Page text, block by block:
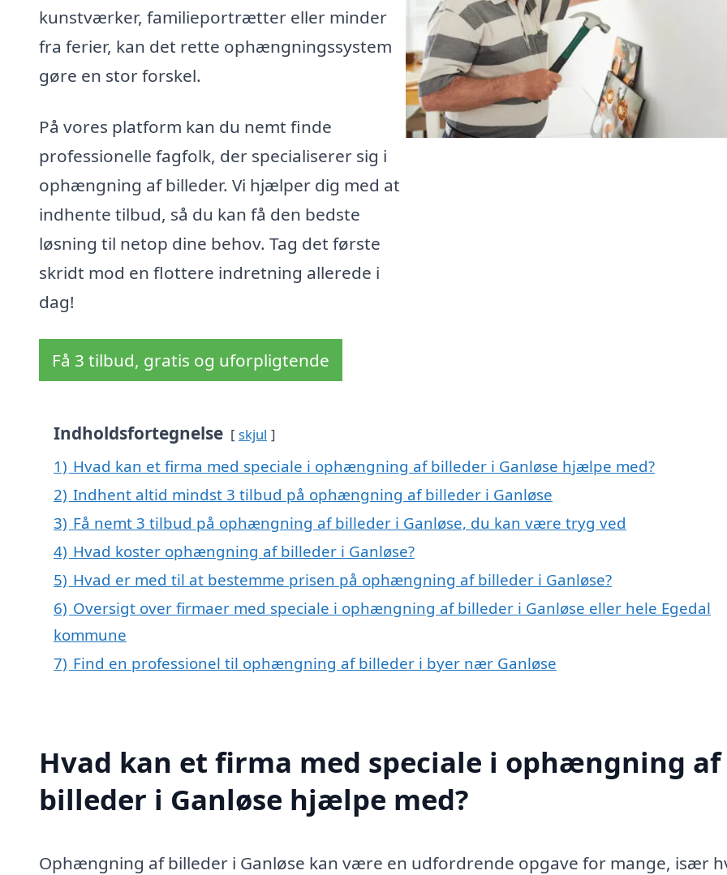
kunstværker, familieportrætter eller minder
fra ferier, kan det rette ophængningssystem
gøre en stor forskel.
På vores platform kan du nemt finde
professionelle fagfolk, der specialiserer sig i
ophængning af billeder. Vi hjælper dig med at
indhente tilbud, så du kan få den bedste
løsning til netop dine behov. Tag det første
skridt mod en flottere indretning allerede i
dag!
Få 3 tilbud, gratis og uforpligtende
Indholdsfortegnelse skjul
1) Hvad kan et firma med speciale i ophængning af billeder i Ganløse hjælpe med?
2) Indhent altid mindst 3 tilbud på ophængning af billeder i Ganløse
3) Få nemt 3 tilbud på ophængning af billeder i Ganløse, du kan være tryg ved
4) Hvad koster ophængning af billeder i Ganløse?
5) Hvad er med til at bestemme prisen på ophængning af billeder i Ganløse?
6) Oversigt over firmaer med speciale i ophængning af billeder i Ganløse eller hele Egedal
kommune
7) Find en professionel til ophængning af billeder i byer nær Ganløse
Hvad kan et firma med speciale i ophængning af
billeder i Ganløse hjælpe med?
Ophængning af billeder i Ganløse kan være en udfordrende opgave for mange, især